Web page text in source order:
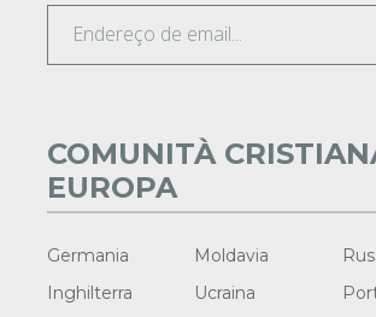
COMUNITÀ
EUROPA
Germania Moldavia
Inghilterra
Ucraina